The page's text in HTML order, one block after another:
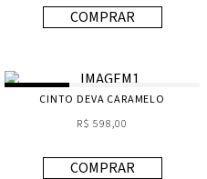
COMPRAR
CINTO DEVA CARAMELO
R$ 598,00
COMPRAR